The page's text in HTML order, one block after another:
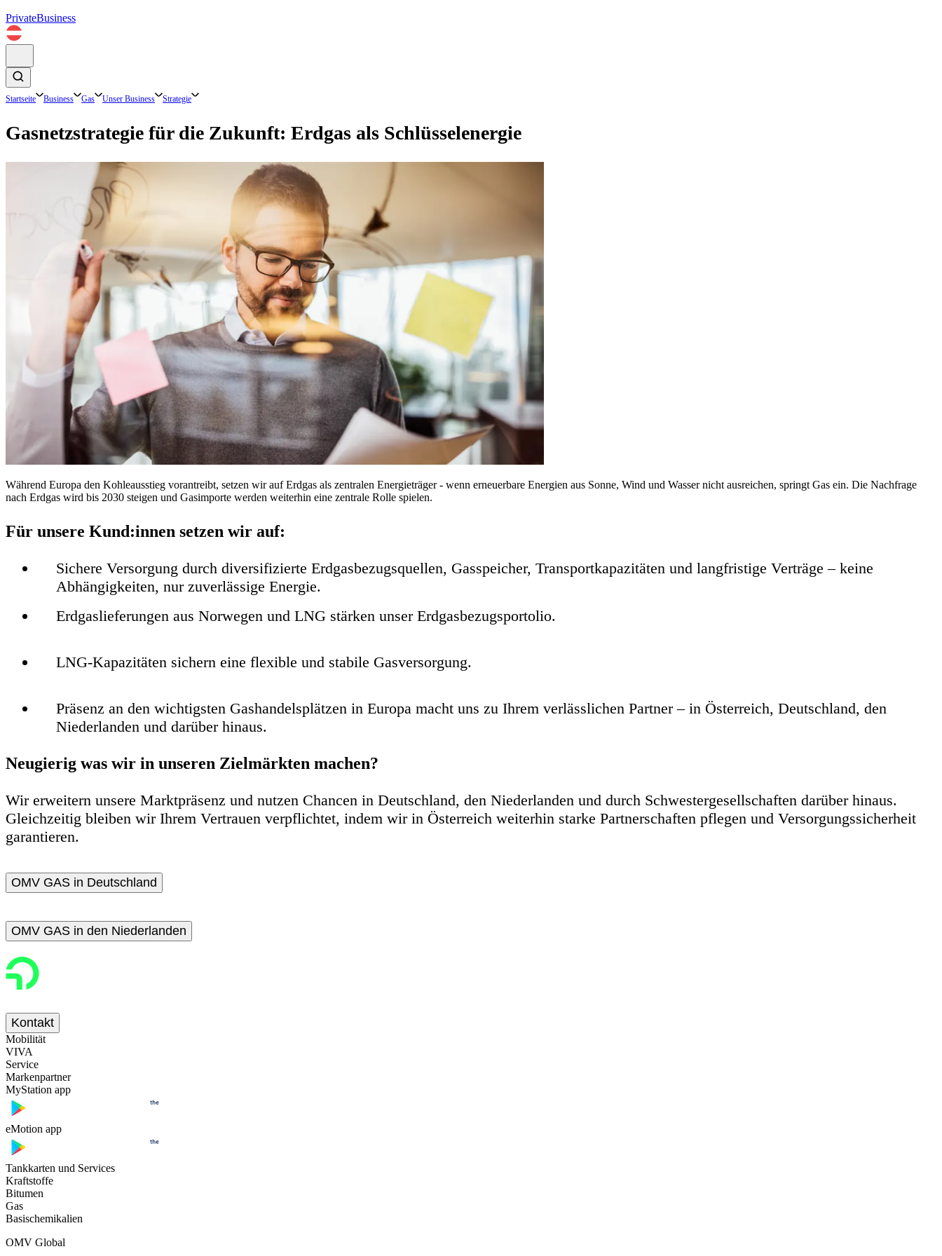
PrivateBusiness
Startseite Business Gas Unser Business Strategie
Gasnetzstrategie für die Zukunft: Erdgas als Schlüsselenergie
Während Europa den Kohleausstieg vorantreibt, setzen wir auf Erdgas als zentralen Energieträger - wenn erneuerbare Energien aus Sonne, Wind und Wasser nicht ausreichen, springt Gas ein. Die Nachfrage
nach Erdgas wird bis 2030 steigen und Gasimporte werden weiterhin eine zentrale Rolle spielen.
Für unsere Kund:innen setzen wir auf:
Sichere Versorgung durch diversifizierte Erdgasbezugsquellen, Gasspeicher, Transportkapazitäten und langfristige Verträge – keine
Abhängigkeiten, nur zuverlässige Energie.
Erdgaslieferungen aus Norwegen und LNG stärken unser Erdgasbezugsportolio.
LNG-Kapazitäten sichern eine flexible und stabile Gasversorgung.
Präsenz an den wichtigsten Gashandelsplätzen in Europa macht uns zu Ihrem verlässlichen Partner – in Österreich, Deutschland, den
Niederlanden und darüber hinaus.
Neugierig was wir in unseren Zielmärkten machen?
Wir erweitern unsere Marktpräsenz und nutzen Chancen in Deutschland, den Niederlanden und durch Schwestergesellschaften darüber hinaus.
Gleichzeitig bleiben wir Ihrem Vertrauen verpflichtet, indem wir in Österreich weiterhin starke Partnerschaften pflegen und Versorgungssicherheit
garantieren.
OMV GAS in Deutschland
OMV GAS in den Niederlanden
Kontakt
Mobilität
VIVA
Service
Markenpartner
MyStation app
eMotion app
Tankkarten und Services
Kraftstoffe
Bitumen
Gas
Basischemikalien
OMV Global